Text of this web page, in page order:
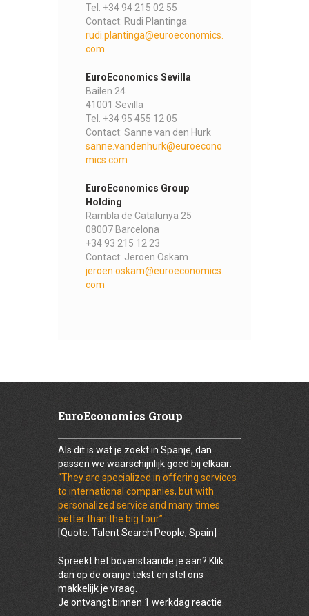
Tel. +34 94 215 02 55
Contact: Rudi Plantinga
rudi.plantinga@euroeconomics.
com
EuroEconomics Sevilla
Bailen 24
41001 Sevilla
Tel. +34 95 455 12 05
Contact: Sanne van den Hurk
sanne.vandenhurk@euroecono
mics.com
EuroEconomics Group
Holding
Rambla de Catalunya 25
08007 Barcelona
+34 93 215 12 23
Contact: Jeroen Oskam
jeroen.oskam@euroeconomics.
com
EuroEconomics Group
Als dit is wat je zoekt in Spanje, dan
passen we waarschijnlijk goed bij elkaar:
“They are specialized in offering services
to international companies, but with
personalized service and many times
better than the big four”
[Quote: Talent Search People, Spain]
Spreekt het bovenstaande je aan? Klik
dan op de oranje tekst en stel ons
makkelijk je vraag.
Je ontvangt binnen 1 werkdag reactie.